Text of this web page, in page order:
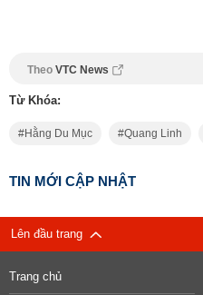
Theo VTC News
Từ Khóa:
Hằng Du Mục Quang Linh
TIN MỚI CẬP NHẬT
Lên đầu trang
Trang chủ